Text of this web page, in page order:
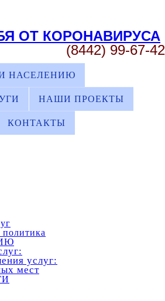
ОТ КОРОНАВИРУСА
(8442) 99-67-42
НАСЕЛЕНИЮ
НАШИ ПРОЕКТЫ
КОНТАКТЫ
услуг:
мест